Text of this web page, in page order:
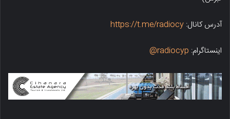
آدرس کانال: https://t.me/radiocy
اینستاگرام: radiocyp@